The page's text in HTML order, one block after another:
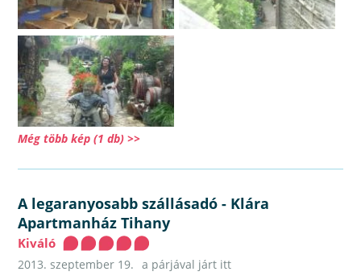
Még több kép (1 db) >>
A legaranyosabb szállásadó- Klára
Apartmanház Tihany
Kiváló
2013. szeptember 19. a párjával járt itt